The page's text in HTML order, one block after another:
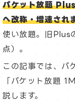
パケット放題
へ改称・増速され
使い放題。旧Plus
点）。
この記事では、パ
「パケット放題
説します。